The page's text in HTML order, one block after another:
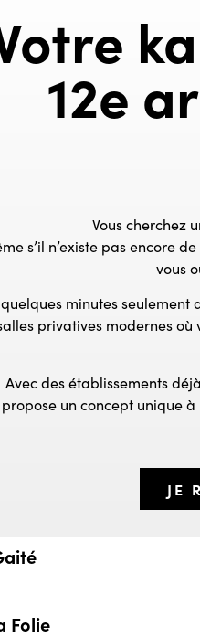
12e
Vous cherchez
s’il n’existe pas encore
vous
minutes seulement
privatives modernes
Avec des établissements
propose un concept unique
JE
Folie